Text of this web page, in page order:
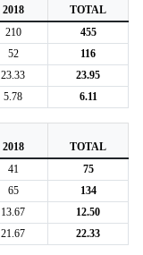
2018
TOTAL
210
455
52
116
23.33
23.95
5.78 6.11
2018
TOTAL
41
75
65
134
13.67
12.50
21.67 22.33